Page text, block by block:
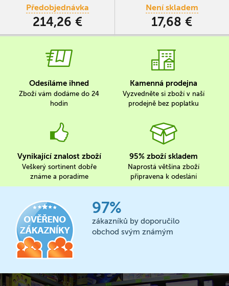
Předobjednávka
214,26 €
Rain je umístit dílky jezera tak,
aby vedle sebe bylo rozkvetlých
všech osm…
Není skladem
17,68 €
Odesíláme ihned
Zboží vám dodáme do 24
hodin
Kamenná prodejna
Vyzvedněte si zboží v naší
prodejně bez poplatku
Vynikající znalost zboží
Veškerý sortinent dobře
známe a poradíme
95% zboží skladem
Naprostá většina zboží
připravena k odeslání
97%
zákazníků by doporučilo
obchod svým známým